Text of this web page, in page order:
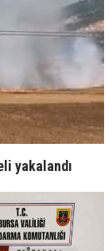
yakalandı